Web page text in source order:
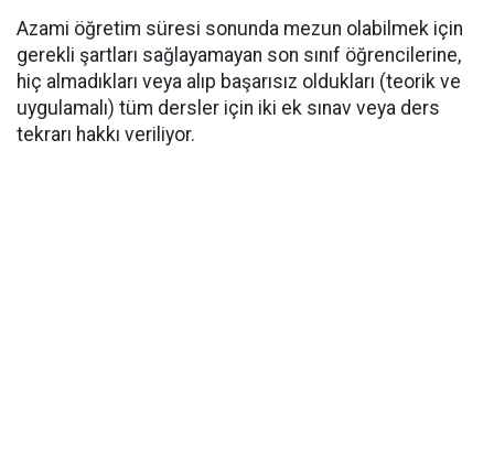
​Azami öğretim süresi sonunda mezun olabilmek için
gerekli şartları sağlayamayan son sınıf öğrencilerine,
hiç almadıkları veya alıp başarısız oldukları (teorik ve
uygulamalı) tüm dersler için iki ek sınav veya ders
tekrarı hakkı veriliyor.